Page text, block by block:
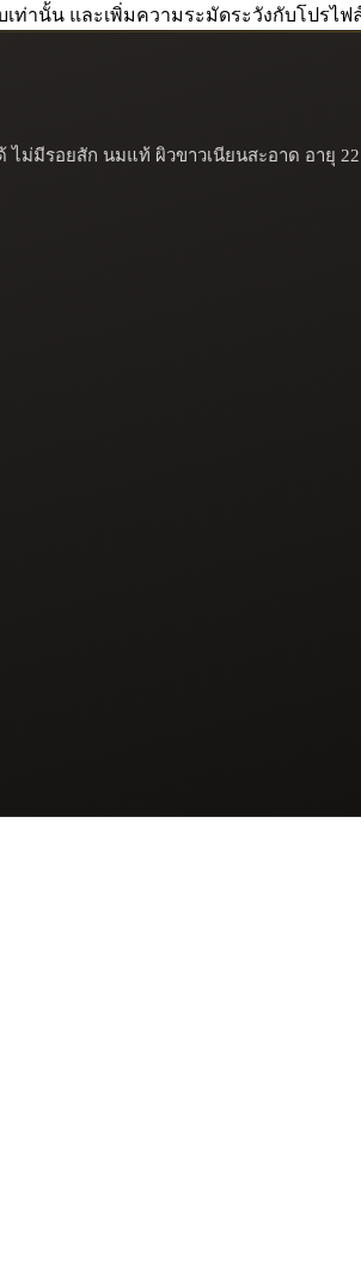
ท่านั้น และเพิ่มความระมัดระวังกับโปรไฟ
รอยสัก นมแท้ ผิวขาวเนียนสะอาด อายุ 22